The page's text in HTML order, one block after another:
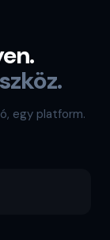
egy platform.